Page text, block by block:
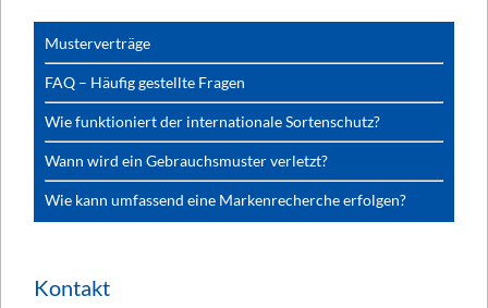
Musterverträge
FAQ – Häufig gestellte Fragen
Wie funktioniert der internationale Sortenschutz?
Wann wird ein Gebrauchsmuster verletzt?
Wie kann umfassend eine Markenrecherche erfolgen?
Kontakt